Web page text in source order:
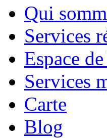
Qui
Services
Espace
Services
Carte
Blog